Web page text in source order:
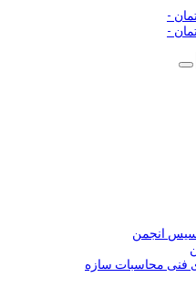
انجمن
محاسبات سازه